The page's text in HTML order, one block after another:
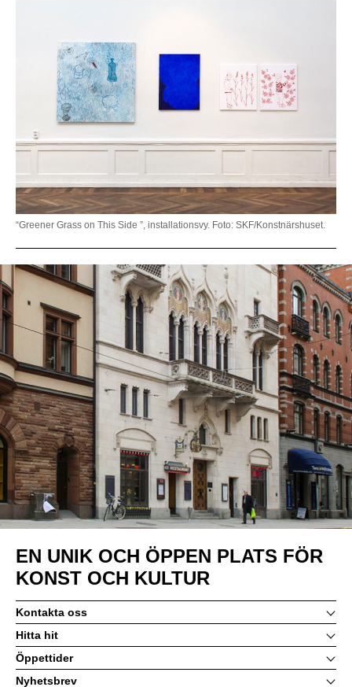
“Greener Grass on This Side ”, installationsvy. Foto: SKF/Konstnärshuset.
EN UNIK OCH ÖPPEN PLATS FÖR
KONST OCH KULTUR
Kontakta oss
Hitta hit
Öppettider
Nyhetsbrev